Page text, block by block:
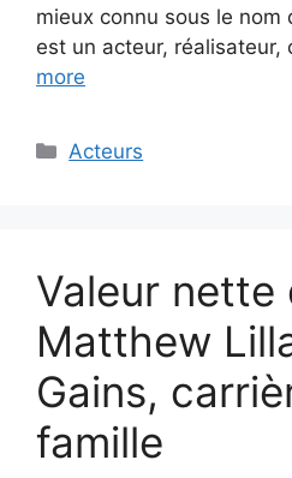
mieux connu sous le
est un acteur,
more
Categories
Acteurs
Valeur nette
Matthew
Gains,
famille